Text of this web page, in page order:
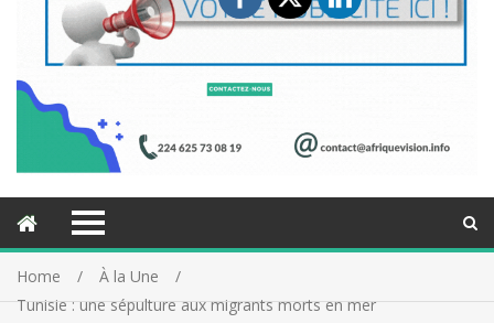
Home
À la Une
Tunisie : une sépulture aux migrants morts en mer